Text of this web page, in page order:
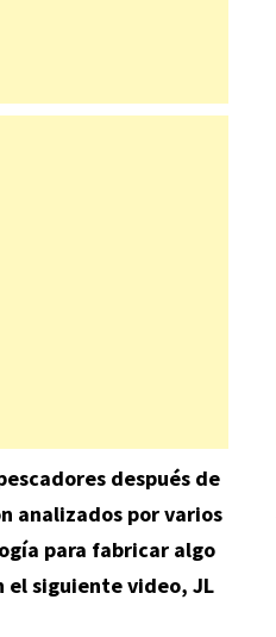
después de
analizados por varios
para fabricar algo
el siguiente video, JL